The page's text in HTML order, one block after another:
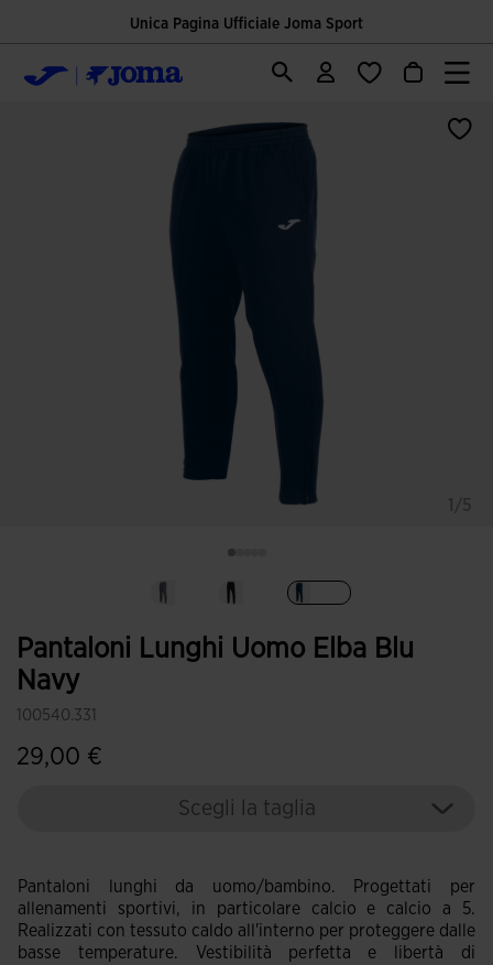
Unica Pagina Ufficiale Joma Sport
Pantaloni Lunghi Uomo Elba Blu
Navy
100540.331
29,00 €
Scegli la taglia
Pantaloni lunghi da uomo/bambino. Progettati per
allenamenti sportivi, in particolare calcio e calcio a 5.
Realizzati con tessuto caldo all'interno per proteggere dalle
basse temperature. Vestibilità perfetta e libertà di